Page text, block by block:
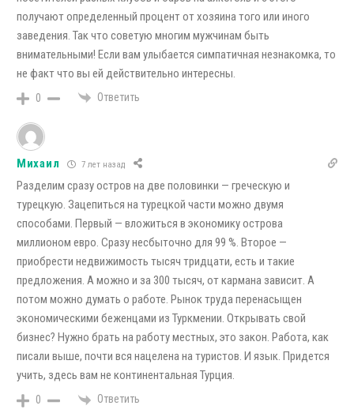
получают определенный процент от хозяина того или иного
заведения. Так что советую многим мужчинам быть
внимательными! Если вам улыбается симпатичная незнакомка, то
не факт что вы ей действительно интересны.
0 Ответить
Михаил 7 лет назад
Разделим сразу остров на две половинки — греческую и
турецкую. Зацепиться на турецкой части можно двумя
способами. Первый — вложиться в экономику острова
миллионом евро. Сразу несбыточно для 99 %. Второе —
приобрести недвижимость тысяч тридцати, есть и такие
предложения. А можно и за 300 тысяч, от кармана зависит. А
потом можно думать о работе. Рынок труда перенасыщен
экономическими беженцами из Туркмении. Открывать свой
бизнес? Нужно брать на работу местных, это закон. Работа, как
писали выше, почти вся нацелена на туристов. И язык. Придется
учить, здесь вам не континентальная Турция.
0 Ответить